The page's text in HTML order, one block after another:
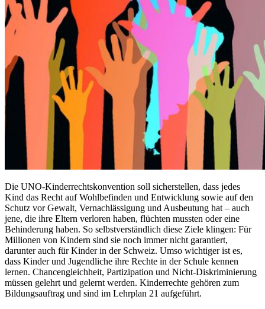
Die UNO-Kinderrechtskonvention soll sicherstellen, dass jedes
Kind das Recht auf Wohlbefinden und Entwicklung sowie auf den
Schutz vor Gewalt, Vernachlässigung und Ausbeutung hat – auch
jene, die ihre Eltern verloren haben, flüchten mussten oder eine
Behinderung haben. So selbstverständlich diese Ziele klingen: Für
Millionen von Kindern sind sie noch immer nicht garantiert,
darunter auch für Kinder in der Schweiz. Umso wichtiger ist es,
dass Kinder und Jugendliche ihre Rechte in der Schule kennen
lernen. Chancengleichheit, Partizipation und Nicht-Diskriminierung
müssen gelehrt und gelernt werden. Kinderrechte gehören zum
Bildungsauftrag und sind im Lehrplan 21 aufgeführt.